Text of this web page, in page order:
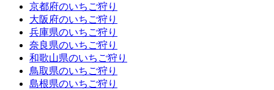
京都府のいちご狩り
大阪府のいちご狩り
兵庫県のいちご狩り
奈良県のいちご狩り
和歌山県のいちご狩り
鳥取県のいちご狩り
島根県のいちご狩り